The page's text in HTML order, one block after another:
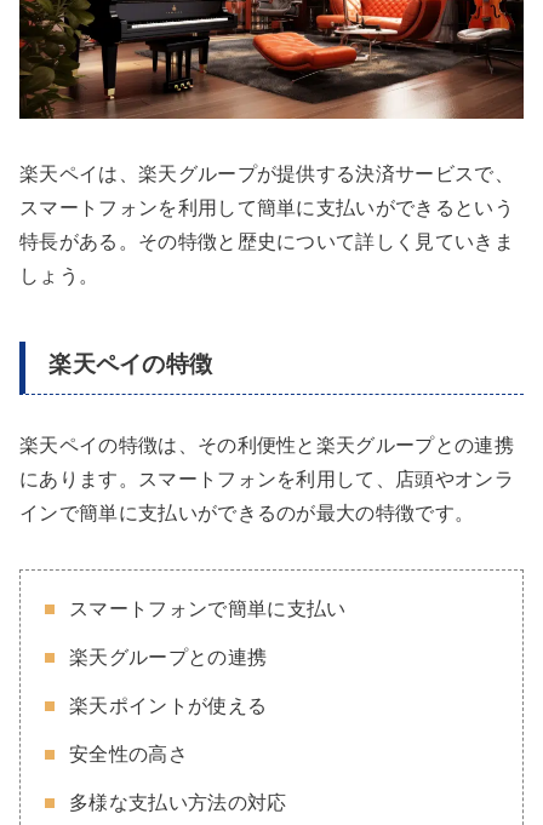
楽天ペイは、楽天グループが提供する決済サービスで、
スマートフォンを利用して簡単に支払いができるという
特長がある。その特徴と歴史について詳しく見ていきま
しょう。
楽天ペイの特徴
楽天ペイの特徴は、その利便性と楽天グループとの連携
にあります。スマートフォンを利用して、店頭やオンラ
インで簡単に支払いができるのが最大の特徴です。
スマートフォンで簡単に支払い
楽天グループとの連携
楽天ポイントが使える
安全性の高さ
多様な支払い方法の対応